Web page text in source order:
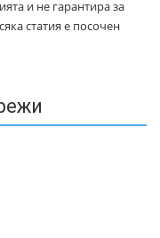
и не гарантира за
статия е посочен